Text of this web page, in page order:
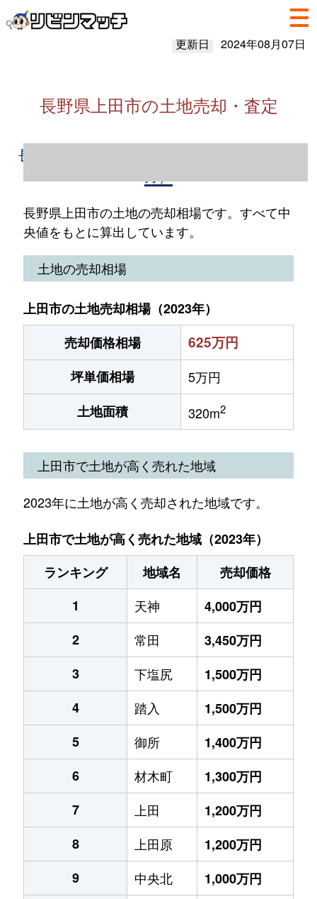
更新日 2024年08月07日
長野県上田市の土地売却・査定
長野県上田市の土地売却情報（2023年1～12
長野県上田市の土地の売却相場です。すべて中
央値をもとに算出しています。
土地の売却相場
上田市の土地売却相場（2023年）
売却価格相場
625万円
坪単価相場
5万円
土地面積
320m2
上田市で土地が高く売れた地域
2023年に土地が高く売却された地域です。
上田市で土地が高く売れた地域（2023年）
ランキング
地域名
売却価格
1
天神
4,000万円
2
常田
3,450万円
3
下塩尻
1,500万円
4
踏入
1,500万円
5
御所
1,400万円
6
材木町
1,300万円
7
上田
1,200万円
8
上田原
1,200万円
9
中央北
1,000万円